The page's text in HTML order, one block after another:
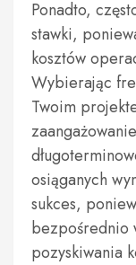
Ponadto,
stawki,
kosztów
Wybierając
Twoim
osiąganych
sukces,
bezpośrednio
pozyskiwania